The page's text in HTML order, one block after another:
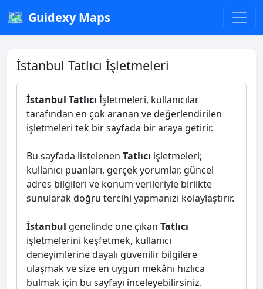
🗺️ Guidexy Maps
İstanbul Tatlıcı İşletmeleri
İstanbul Tatlıcı İşletmeleri, kullanıcılar
tarafından en çok aranan ve değerlendirilen
işletmeleri tek bir sayfada bir araya getirir.
Bu sayfada listelenen Tatlıcı işletmeleri;
kullanıcı puanları, gerçek yorumlar, güncel
adres bilgileri ve konum verileriyle birlikte
sunularak doğru tercihi yapmanızı kolaylaştırır.
İstanbul genelinde öne çıkan Tatlıcı
işletmelerini keşfetmek, kullanıcı
deneyimlerine dayalı güvenilir bilgilere
ulaşmak ve size en uygun mekânı hızlıca
bulmak için bu sayfayı inceleyebilirsiniz.